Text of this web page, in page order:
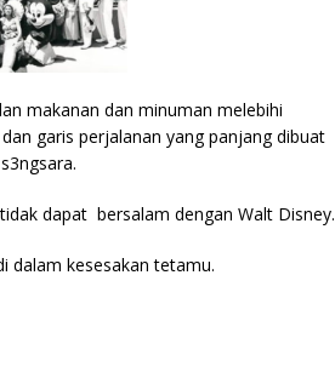
makanan dan minuman melebihi
garis perjalanan yang panjang dibuat
dapat bersalam dengan Walt Disney.
dalam kesesakan tetamu.